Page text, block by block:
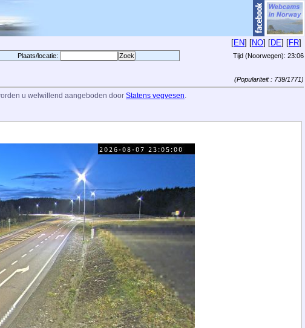
[EN] [NO] [DE] [FR]
Plaats/locatie: Tijd (Noorwegen): 23:06